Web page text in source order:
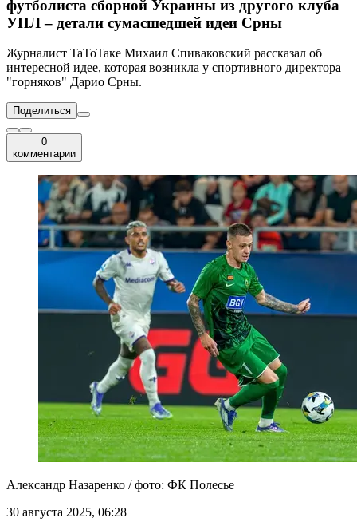
футболиста сборной Украины из другого клуба
УПЛ – детали сумасшедшей идеи Срны
Журналист TaToTaкe Михаил Спиваковский рассказал об
интересной идее, которая возникла у спортивного директора
"горняков" Дарио Срны.
Поделиться
0
комментарии
Александр Назаренко / фото: ФК Полесье
30 августа 2025, 06:28